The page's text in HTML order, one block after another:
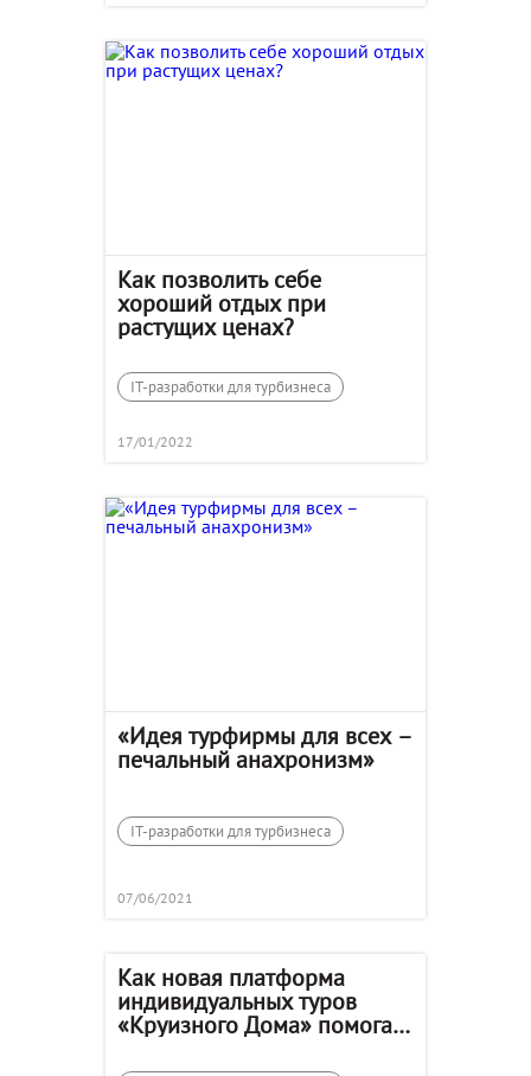
Как позволить себе
хороший отдых при
растущих ценах?
IT-разработки для турбизнеса
17/01/2022
«Идея турфирмы для всех –
печальный анахронизм»
IT-разработки для турбизнеса
07/06/2021
Как новая платформа
индивидуальных туров
«Круизного Дома» помогает